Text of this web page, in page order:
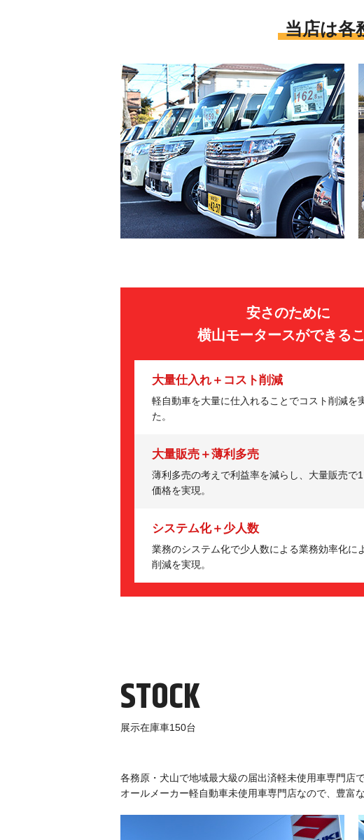
当店は各
安さのために
横山モータースができる
大量仕入れ＋コスト削減
軽自動車を大量に仕入れることでコスト削減を
た。
大量販売＋薄利多売
薄利多売の考えで利益率を減らし、大量販売で
価格を実現。
システム化＋少人数
業務のシステム化で少人数による業務効率化に
削減を実現。
STOCK
展示在庫車150台
各務原・犬山で地域最大級の届出済軽未使用車専門店
オールメーカー軽自動車未使用車専門店なので、豊富